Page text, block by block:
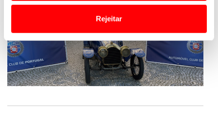
personalizar conteúdos e anúncios, para lhe proporcionar
funcionalidades de redes sociais, bem como para
analisar dados de navegação no nosso website.
utilização do nosso site de publicidade e de análise, com
Rejeitar